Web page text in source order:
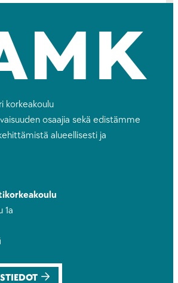
korkeakoulu
osaajia sekä edistämme
alueellisesti ja
1a